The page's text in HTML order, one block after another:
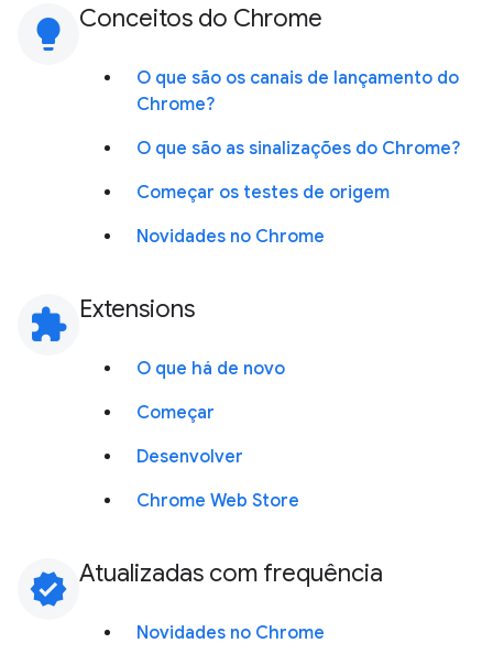
lightbulb Conceitos do Chrome
O que são os canais de lançamento do
Chrome?
O que são as sinalizações do Chrome?
Começar os testes de origem
Novidades no Chrome
extension Extensions
O que há de novo
Começar
Desenvolver
Chrome Web Store
verified Atualizadas com frequência
Novidades no Chrome